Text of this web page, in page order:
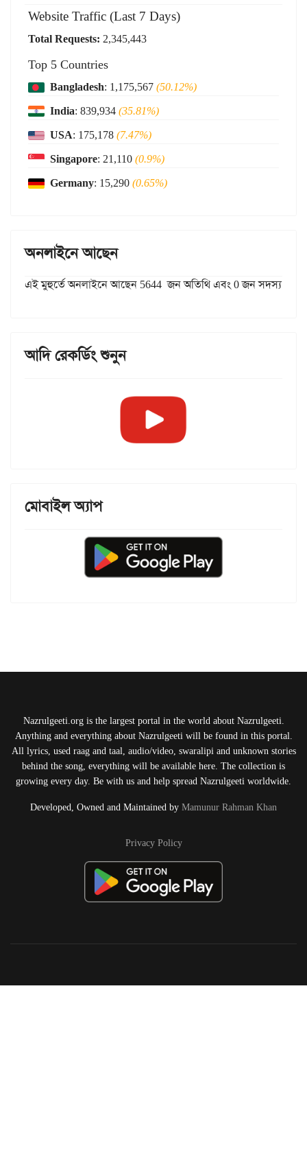
Website Traffic (Last 7 Days)
Total Requests: 2,345,443
Top 5 Countries
Bangladesh: 1,175,567(50.12%)
India: 839,934(35.81%)
USA: 175,178(7.47%)
Singapore: 21,110(0.9%)
Germany: 15,290(0.65%)
অনলাইনে আছেন
এই মুহুর্তে অনলাইনে আছেন 5644 জন অতিথি এবং 0 জন সদস্য
আদি রেকর্ডিং শুনুন
মোবাইল অ্যাপ
Nazrulgeeti.org is the largest portal in the world about Nazrulgeeti.
Anything and everything about Nazrulgeeti will be found in this portal.
All lyrics, used raag and taal, audio/video, swaralipi and unknown stories
behind the song, everything will be available here. The collection is
growing every day. Be with us and help spread Nazrulgeeti worldwide.
Developed, Owned and Maintained by Mamunur Rahman Khan
Privacy Policy